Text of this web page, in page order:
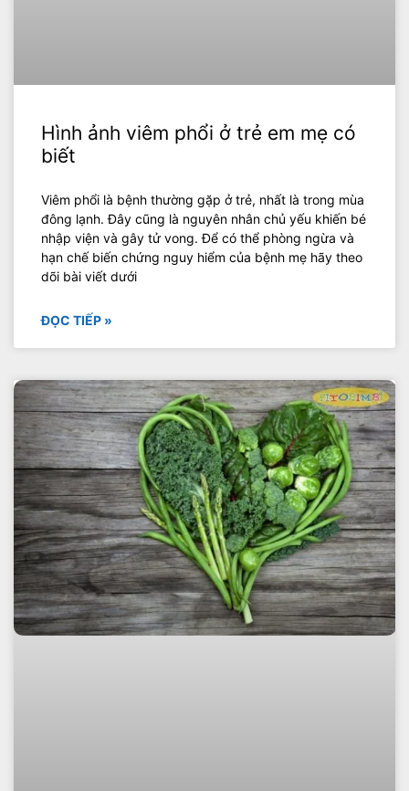
Hình ảnh viêm phổi ở trẻ em mẹ có
biết
Viêm phổi là bệnh thường gặp ở trẻ, nhất là trong mùa
đông lạnh. Đây cũng là nguyên nhân chủ yếu khiến bé
nhập viện và gây tử vong. Để có thể phòng ngừa và
hạn chế biến chứng nguy hiểm của bệnh mẹ hãy theo
dõi bài viết dưới
ĐỌC TIẾP »